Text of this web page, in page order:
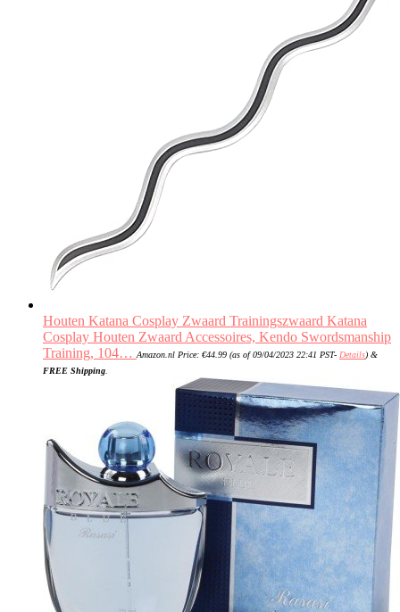
Houten Katana Cosplay Zwaard Trainingszwaard Katana
Cosplay Houten Zwaard Accessoires, Kendo Swordsmanship
Training, 104… Amazon.nl Price: €44.99 (as of 09/04/2023 22:41 PST- Details) &
FREE Shipping